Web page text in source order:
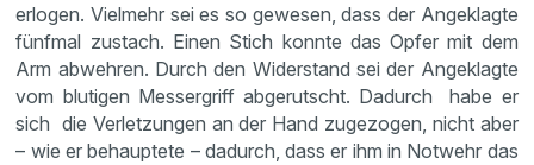
erlogen. Vielmehr sei es so gewesen, dass der Angeklagte
fünfmal zustach. Einen Stich konnte das Opfer mit dem
Arm abwehren. Durch den Widerstand sei der Angeklagte
vom blutigen Messergriff abgerutscht. Dadurch habe er
sich die Verletzungen an der Hand zugezogen, nicht aber
– wie er behauptete – dadurch, dass er ihm in Notwehr das